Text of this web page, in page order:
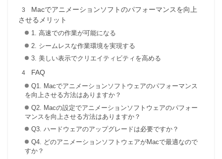
Macでアニメーションソフトのパフォーマンスを向上
させるメリット
1. 高速での作業が可能になる
2. シームレスな作業環境を実現する
3. 美しい表示でクリエイティビティを高める
FAQ
Q1. Macでアニメーションソフトウェアのパフォーマンス
を向上させる方法はありますか？
Q2. Macの設定でアニメーションソフトウェアのパフォー
マンスを向上させる方法はありますか？
Q3. ハードウェアのアップグレードは必要ですか？
Q4. どのアニメーションソフトウェアがMacで最適なので
すか？